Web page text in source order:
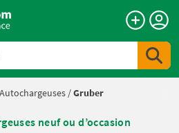
Autochargeuses /Gruber
neuf ou d’occasion